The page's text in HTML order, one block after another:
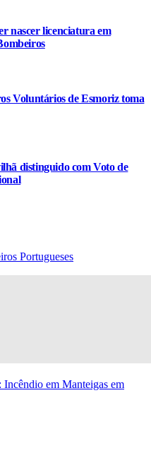
nascer licenciatura em
Voluntários de Esmoriz toma
distinguido com Voto de
Incêndio em Manteigas em